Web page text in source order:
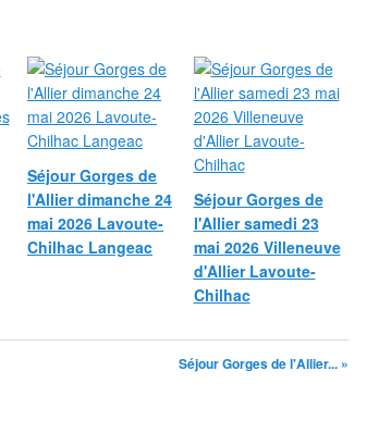
Séjour Gorges de
l'Allier dimanche 24
mai 2026 Lavoute-
Chilhac Langeac
Séjour Gorges de
l'Allier samedi 23
mai 2026 Villeneuve
d'Allier Lavoute-
Chilhac
Séjour Gorges de l'Allier... »